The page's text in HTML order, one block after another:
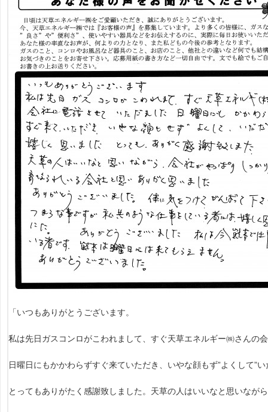
「いつもありがとうございます。
私は先日ガスコンロがこわれまして、すぐ天草エネルギー㈱さんの
日曜日にもかかわらずすぐ来ていただき、いやな顔もず”よくして”
とってもありがたく感謝致しました。天草の人はいいなと思いなが